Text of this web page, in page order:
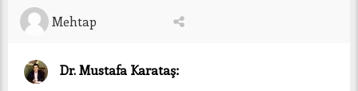
Mehtap
Dr. Mustafa Karataş: